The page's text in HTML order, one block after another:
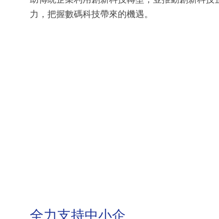
力，把握數碼科技帶來的機遇。
全力支持中小企